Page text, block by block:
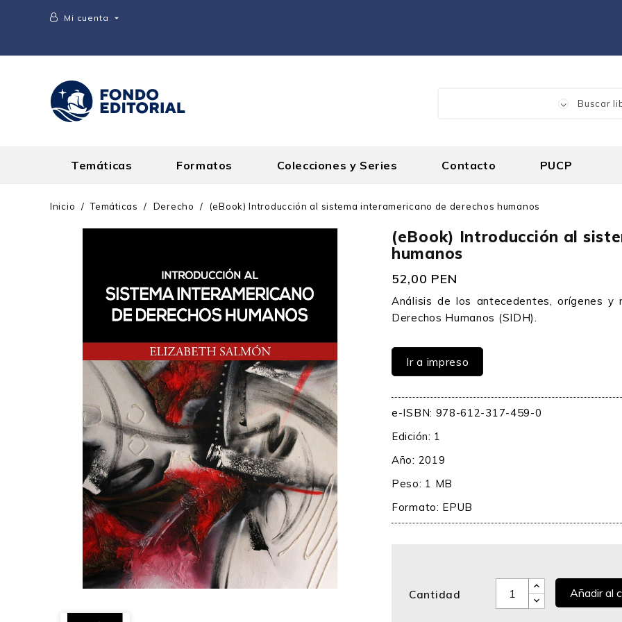
Mi cuenta 
Temáticas Formatos Colecciones y Series Contacto PUCP
Inicio Temáticas Derecho (eBook) Introducción al sistema interamericano de derechos humanos
(eBook) Introducción al
humanos
52,00 PEN
Análisis de los antecedentes, orígenes y
Derechos Humanos (SIDH).
Ir a impreso
e-ISBN: 978-612-317-459-0
Edición: 1
Año: 2019
Peso: 1 MB
Formato: EPUB
Cantidad Añadir al